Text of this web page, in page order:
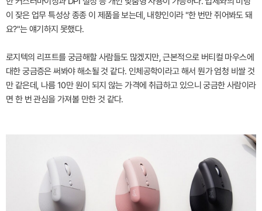
이 잦은 업무 특성상 종종 이 제품을 보는데, 내향인이라 "한 번만 쥐어봐도 돼
요?"는 얘기하지 못했다.
로지텍의 리프트를 궁금해할 사람들도 많겠지만, 근본적으로 버티컬 마우스에
대한 궁금증은 써봐야 해소될 것 같다. 인체공학이라고 해서 뭔가 엄청 비쌀 것
만 같은데, 나름 10만 원이 되지 않는 가격에 취급하고 있으니 궁금한 사람이라
면 한 번 관심을 가져볼 만한 것 같다.